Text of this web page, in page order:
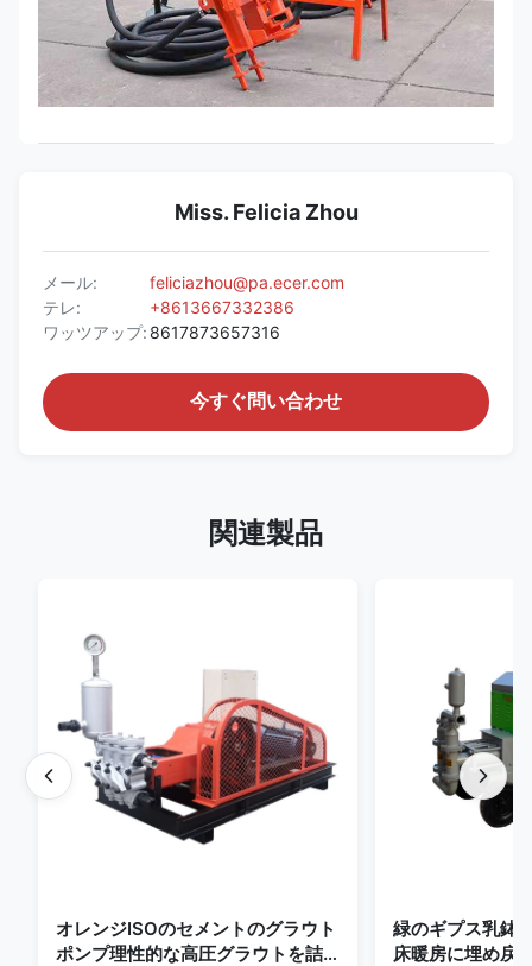
Miss. Felicia Zhou
メール:
feliciazhou@pa.ecer.com
テレ:
+8613667332386
ワッツアップ: 8617873657316
今すぐ問い合わせ
関連製品
オレンジISOのセメントのグラウト
ポンプ理性的な高圧グラウトを詰
緑のギプス乳鉢
床暖房に埋め戻